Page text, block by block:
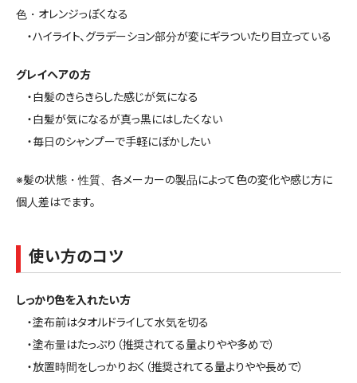
色・オレンジっぽくなる
・ハイライト、グラデーション部分が変にギラついたり目立っている
グレイヘアの方
・白髪のきらきらした感じが気になる
・白髪が気になるが真っ黒にはしたくない
・毎日のシャンプーで手軽にぼかしたい
※髪の状態・性質、各メーカーの製品によって色の変化や感じ方に
個人差はでます。
使い方のコツ
しっかり色を入れたい方
・塗布前はタオルドライして水気を切る
・塗布量はたっぷり（推奨されてる量よりやや多めで）
・放置時間をしっかりおく（推奨されてる量よりやや長めで）